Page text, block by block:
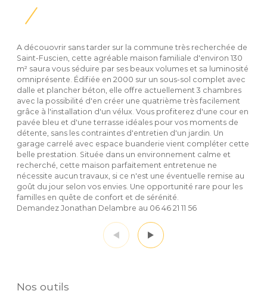
A découovrir sans tarder sur la commune très recherchée de
Saint-Fuscien, cette agréable maison familiale d'environ 130
m² saura vous séduire par ses beaux volumes et sa luminosité
omniprésente. Édifiée en 2000 sur un sous-sol complet avec
dalle et plancher béton, elle offre actuellement 3 chambres
avec la possibilité d'en créer une quatrième très facilement
grâce à l'installation d'un vélux. Vous profiterez d'une cour en
pavée bleu et d'une terrasse idéales pour vos moments de
détente, sans les contraintes d'entretien d'un jardin. Un
garage carrelé avec espace buanderie vient compléter cette
belle prestation. Située dans un environnement calme et
recherché, cette maison parfaitement entretenue ne
nécessite aucun travaux, si ce n'est une éventuelle remise au
goût du jour selon vos envies. Une opportunité rare pour les
familles en quête de confort et de sérénité.
Demandez Jonathan Delambre au 06 46 21 11 56
Nos outils